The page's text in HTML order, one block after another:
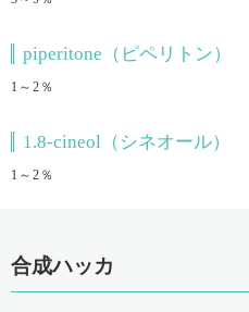
piperitone（ピペリトン）
1～2％
1.8-cineol（シネオール）
1～2％
合成ハッカ